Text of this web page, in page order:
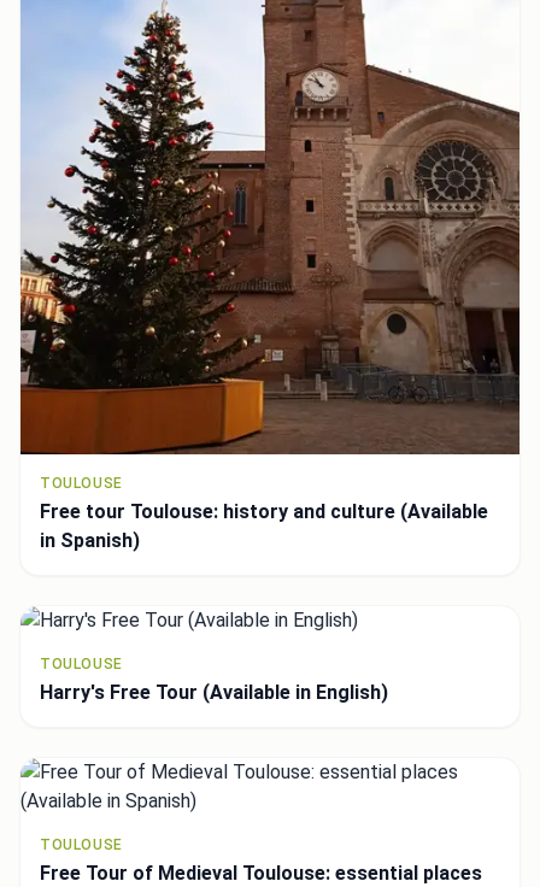
TOULOUSE
Free tour Toulouse: history and culture (Available
in Spanish)
TOULOUSE
Harry's Free Tour (Available in English)
TOULOUSE
Free Tour of Medieval Toulouse: essential places